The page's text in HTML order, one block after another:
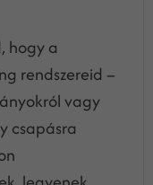
hogy a
rendszereid –
vagy
csapásra